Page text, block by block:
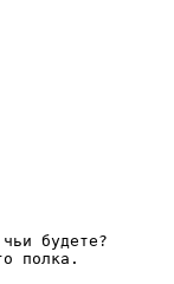
будете?
полка.